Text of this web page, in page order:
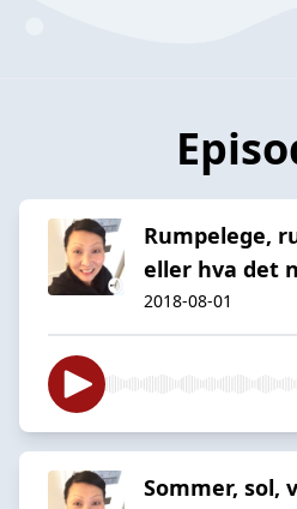
Rumpelege,
eller hva det
2018-08-01
Sommer, sol,